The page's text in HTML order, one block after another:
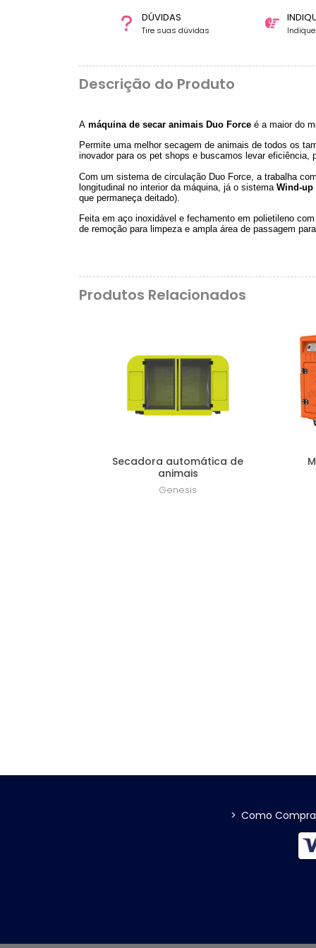
DÚVIDAS
Tire suas dúvidas
Descrição do Produto
A máquina de secar animais Duo Force é a maior do
Permite uma melhor secagem de animais de todos os
inovador para os pet shops e buscamos levar eficiência,
Com um sistema de circulação Duo Force, a trabalha
longitudinal no interior da máquina, já o sistema Wind-up
que permaneça deitado).
Feita em aço inoxidável e fechamento em polietileno
de remoção para limpeza e ampla área de passagem
Produtos Relacionados
Secadora automática de
animais
Genesis
> Como